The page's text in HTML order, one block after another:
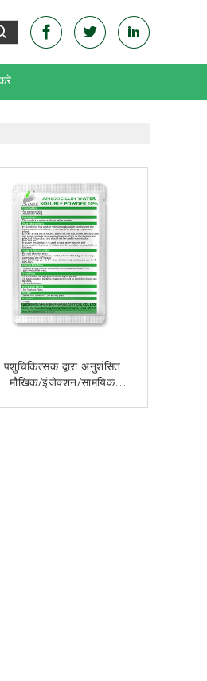
पशुचिकित्सक द्वारा अनुशंसित
मौखिक/इंजेक्शन/सामयिक